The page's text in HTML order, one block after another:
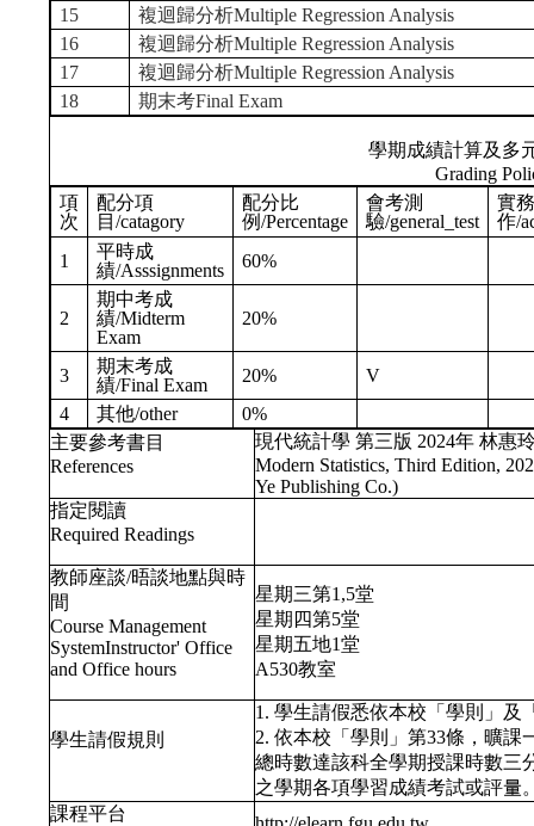
15
複迴歸分析Multiple Regression Analysis
16
複迴歸分析Multiple Regression Analysis
17
複迴歸分析Multiple Regression Analysis
18
期末考Final Exam
學期成績計算及多
Grading
項
次
配分項
目/catagory
配分比
例/Percentage
會考測
驗/general_test
實
作/
1
平時成
績/Asssignments
60%
2
期中考成
績/Midterm
Exam
20%
3
期末考成
績/Final Exam
20%
V
4
其他/other
0%
主要參考書目
References
現代統計學 第三版 2024年 林惠
Modern Statistics, Third Edition,
Ye Publishing Co.)
指定閱讀
Required Readings
教師座談/晤談地點與時
間
Course Management
SystemInstructor' Office
and Office hours
星期三第1,5堂
星期四第5堂
星期五地1堂
A530教室
學生請假規則
1. 學生請假悉依本校「學則」及
2. 依本校「學則」第33條，曠
總時數達該科全學期授課時數三
之學期各項學習成績考試或評量
課程平台